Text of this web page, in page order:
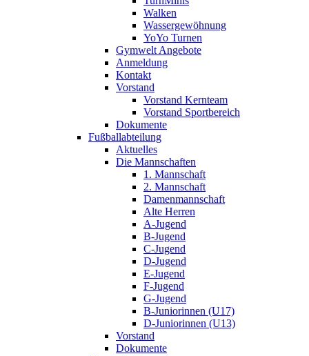
Walken
Wassergewöhnung
YoYo Turnen
Gymwelt Angebote
Anmeldung
Kontakt
Vorstand
Vorstand Kernteam
Vorstand Sportbereich
Dokumente
Fußballabteilung
Aktuelles
Die Mannschaften
1. Mannschaft
2. Mannschaft
Damenmannschaft
Alte Herren
A-Jugend
B-Jugend
C-Jugend
D-Jugend
E-Jugend
F-Jugend
G-Jugend
B-Juniorinnen (U17)
D-Juniorinnen (U13)
Vorstand
Dokumente